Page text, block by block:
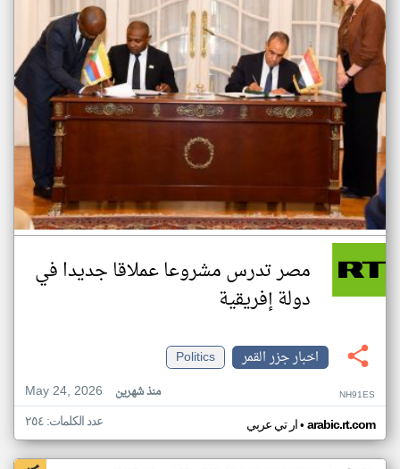
مصر تدرس مشروعا عملاقا جديدا في
دولة إفريقية
اخبار جزر القمر
Politics
May 24, 2026
منذ شهرين NH91ES
ار تي عربي• arabic.rt.com عدد الكلمات: ٢٥٤